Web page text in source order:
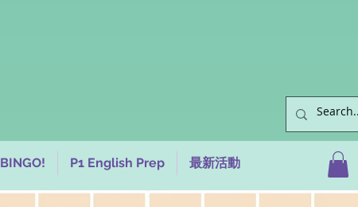
BINGO! P1 English Prep 最新活動